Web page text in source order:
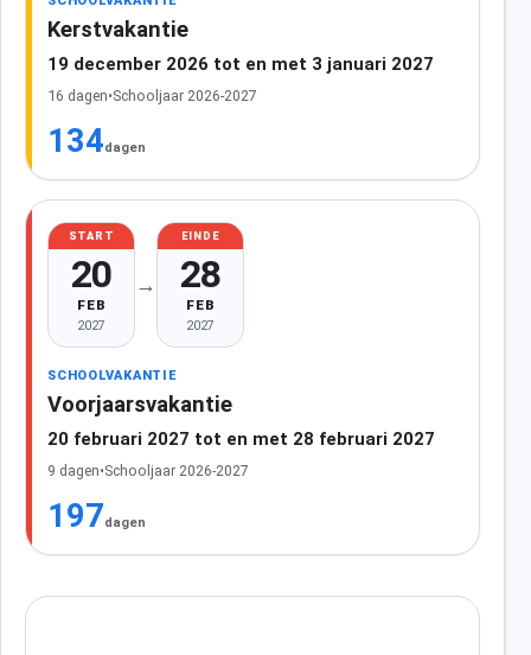
Kerstvakantie
19 december 2026 tot en met 3 januari 2027
16 dagen•Schooljaar 2026-2027
134dagen
START
20
FEB
2027
→
EINDE
28
FEB
2027
SCHOOLVAKANTIE
Voorjaarsvakantie
20 februari 2027 tot en met 28 februari 2027
9 dagen•Schooljaar 2026-2027
197dagen